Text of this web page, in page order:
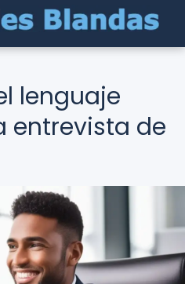
lenguaje
entrevista de